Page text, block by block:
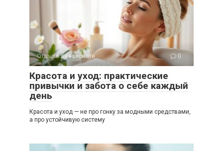
Отдых в пансионате 0
Красота и уход: практические
привычки и забота о себе каждый
день
Красота и уход — не про гонку за модными средствами,
а про устойчивую систему